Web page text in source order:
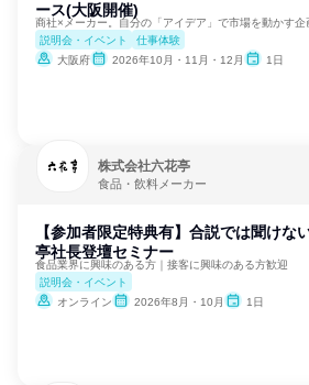
ース(大阪開催)
商社×メーカー。自分の「アイデア」で市場を動かす企
説明会・イベント
仕事体験
大阪府
2026年10月・11月・12月 1日
株式会社六花亭
食品・飲料メーカー
【参加者限定特典有】合説では聞けな
亭社長登壇セミナー
食品業界に興味のある方｜接客に興味のある方歓迎
説明会・イベント
オンライン
2026年8月・10月 1日